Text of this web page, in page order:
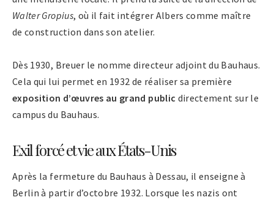
Walter Gropius, où il fait intégrer Albers comme maître
de construction dans son atelier.
Dès 1930, Breuer le nomme directeur adjoint du Bauhaus.
Cela qui lui permet en 1932 de réaliser sa première
exposition d’œuvres au grand public directement sur le
campus du Bauhaus.
Exil forcé et vie aux États-Unis
Après la fermeture du Bauhaus à Dessau, il enseigne à
Berlin à partir d’octobre 1932. Lorsque les nazis ont